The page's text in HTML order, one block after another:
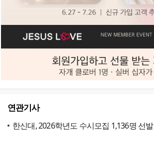
연관기사
한신대, 2026학년도 수시모집 1,136명 선발